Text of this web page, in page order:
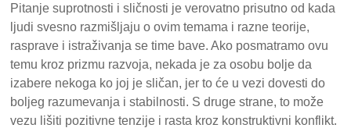
Pitanje suprotnosti i sličnosti je verovatno prisutno od kada
ljudi svesno razmišljaju o ovim temama i razne teorije,
rasprave i istraživanja se time bave. Ako posmatramo ovu
temu kroz prizmu razvoja, nekada je za osobu bolje da
izabere nekoga ko joj je sličan, jer to će u vezi dovesti do
boljeg razumevanja i stabilnosti. S druge strane, to može
vezu lišiti pozitivne tenzije i rasta kroz konstruktivni konflikt.